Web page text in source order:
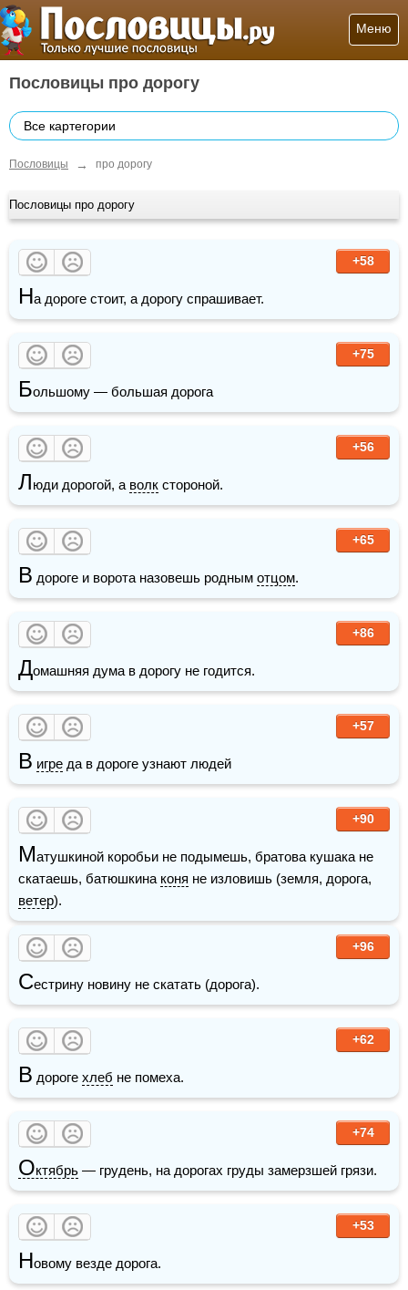
Меню
Пословицы про дорогу
Все картегории
Пословицы → про дорогу
Пословицы про дорогу
+58
На дороге стоит, а дорогу спрашивает.
+75
Большому — большая дорога
+56
Люди дорогой, а волк стороной.
+65
В дороге и ворота назовешь родным отцом.
+86
Домашняя дума в дорогу не годится.
+57
В игре да в дороге узнают людей
+90
Матушкиной коробьи не подымешь, братова кушака не
скатаешь, батюшкина коня
ветер).
+96
Сестрину новину не скатать (дорога).
+62
В дороге хлеб не помеха.
+74
Октябрь — грудень, на дорогах груды замерзшей грязи.
+53
Новому везде дорога.